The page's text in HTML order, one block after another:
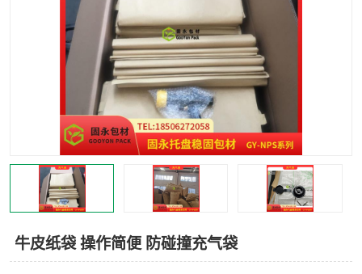
牛皮纸袋 操作简便 防碰撞充气袋
托盘裹包网兜
托盘捆绑带